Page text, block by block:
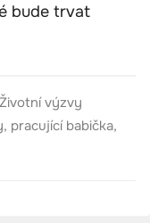
bude trvat
Životní výzvy
, pracující babička,